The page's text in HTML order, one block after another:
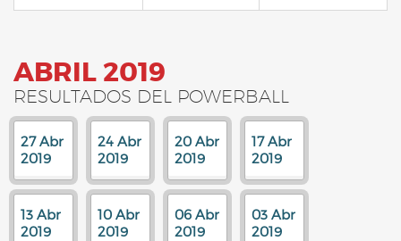
ABRIL 2019
RESULTADOS DEL POWERBALL
27 Abr
2019
24 Abr
2019
20 Abr
2019
17 Abr
2019
13 Abr
2019
10 Abr
2019
06 Abr
2019
03 Abr
2019